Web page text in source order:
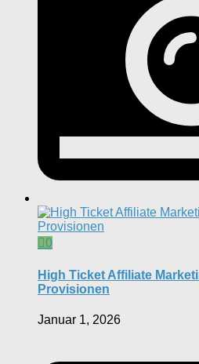
0
High Ticket Affiliate
Provisionen
Januar 1, 2026